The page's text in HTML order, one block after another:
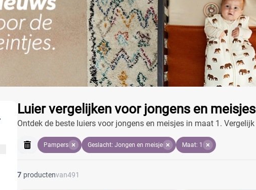
Luier vergelijken voor jongens en
Ontdek de beste luiers voor jongens en meisjes in maat 1.
Producten
Pampers Geslacht: Jongen en meisje Maat: 1
7 productenvan491